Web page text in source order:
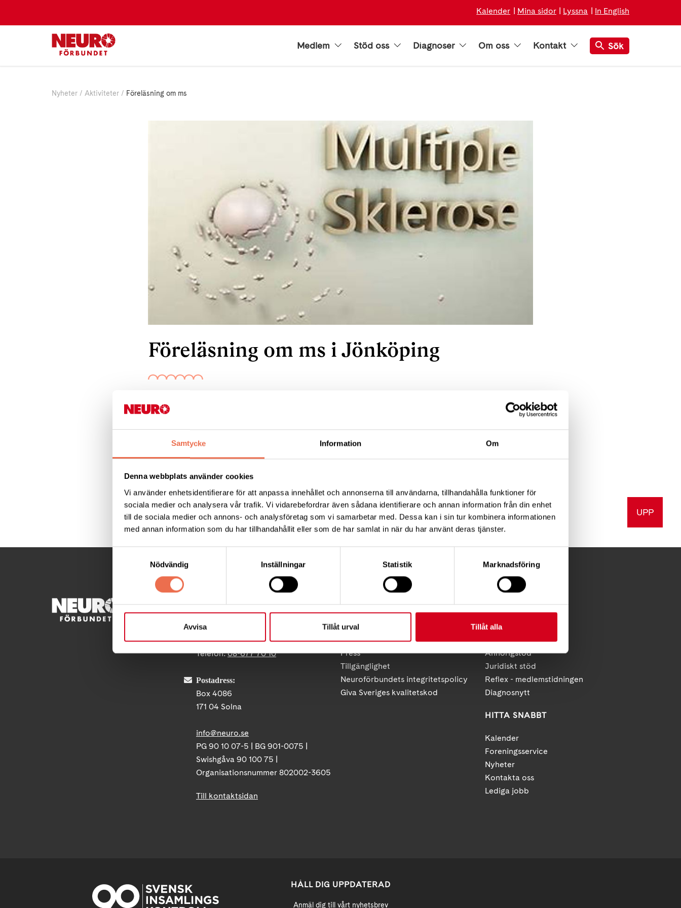
Samtycke Information Om
Denna webbplats använder cookies
Vi använder enhetsidentifierare för att anpassa innehållet och annonserna till användarna, tillhandahålla funktioner för
sociala medier och analysera vår trafik. Vi vidarebefordrar även sådana identifierare och annan information från din enhet
till de sociala medier och annons- och analysföretag som vi samarbetar med. Dessa kan i sin tur kombinera informationen
med annan information som du har tillhandahållit eller som de har samlat in när du har använt deras tjänster.
Nödvändig
Inställningar Statistik Marknadsföring
Avvisa Tillåt urval Tillåt alla
Kalender Mina sidor Lyssna In English
Medlem Stöd oss Diagnoser Om oss Kontakt Sök
Nyheter Aktiviteter Föreläsning om ms
Föreläsning om ms i Jönköping
Multipel skleros - Nu och i framtiden. Deltar gör Anna Eklund, överläkare och
MS. Det kommer att finnas möjlighet att ställa frågor till både Anna och till
Dela denna sida: Tipsa Skriv ut UPP
KONTAKT
Besöksadress:
Ågatan 12 C, 172 62 Sundbyberg
Telefon:08-677 70 10
Postadress:
Box 4086
171 04 Solna
info@neuro.se
PG 90 10 07-5 | BG 901-0075 |
Swishgåva 90 100 75 |
Organisationsnummer 802002-3605
Till kontaktsidan
FÖRDJUPNING
Vårt arbete
Så tycker vi
Press
Tillgänglighet
Neuroförbundets integritetspolicy
Giva Sveriges kvalitetskod
FÖR MEDLEMMAR
Förening
Diagnosstöd
Anhörigstöd
Juridiskt stöd
Reflex - medlemstidningen
Diagnosnytt
HITTA SNABBT
Kalender
Foreningsservice
Nyheter
Kontakta oss
Lediga jobb
HÅLL DIG UPPDATERAD
Anmäl dig till vårt nyhetsbrev